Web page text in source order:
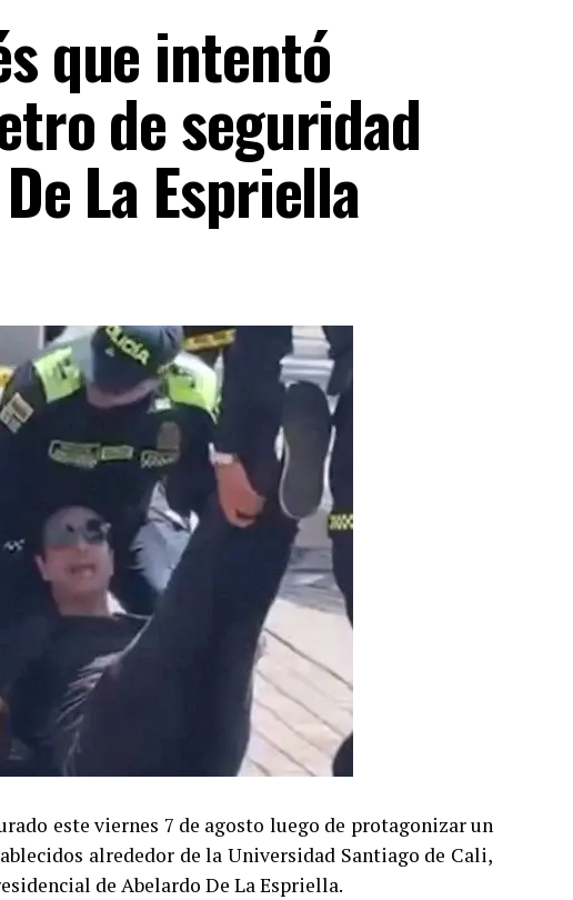
que intentó
de seguridad
La Espriella
este viernes 7 de agosto luego de protagonizar un
alrededor de la Universidad Santiago de Cali,
de Abelardo De La Espriella.